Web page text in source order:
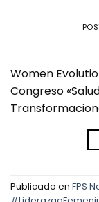
Women
Congreso
Publicado en FPS